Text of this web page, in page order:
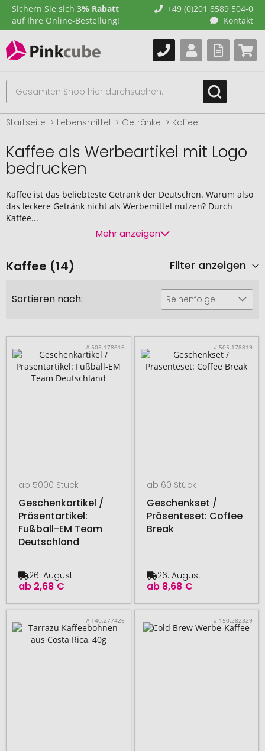
Sichern Sie sich 3% Rabatt
auf Ihre Online-Bestellung!
+49 (0)201 8589 504-0
Kontakt
Startseite Lebensmittel Getränke Kaffee
Kaffee als Werbeartikel mit Logo
bedrucken
Kaffee ist das beliebteste Getränk der Deutschen. Warum also
das leckere Getränk nicht als Werbemittel nutzen? Durch
Kaffee...
Mehr anzeigen
Kaffee (14) Filter anzeigen
Sortieren nach: Reihenfolge
# 505.178616
ab 5000 Stück
Geschenkartikel /
Präsentartikel:
Fußball-EM Team
Deutschland
ab 2,68 €
26. August
# 505.178819
ab 60 Stück
Geschenkset /
Präsenteset: Coffee
Break
ab 8,68 €
26. August
# 140.277426 # 150.282329